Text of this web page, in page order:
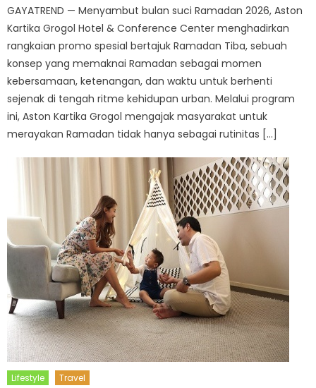
GAYATREND — Menyambut bulan suci Ramadan 2026, Aston
Kartika Grogol Hotel & Conference Center menghadirkan
rangkaian promo spesial bertajuk Ramadan Tiba, sebuah
konsep yang memaknai Ramadan sebagai momen
kebersamaan, ketenangan, dan waktu untuk berhenti
sejenak di tengah ritme kehidupan urban. Melalui program
ini, Aston Kartika Grogol mengajak masyarakat untuk
merayakan Ramadan tidak hanya sebagai rutinitas […]
Lifestyle Travel